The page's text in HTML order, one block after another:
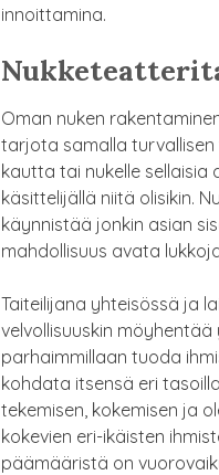
innoittamina.
Oman nuken
tarjota samalla turvallisen
kautta tai nukelle sellaisia
käsittelijällä niitä olisikin.
käynnistää jonkin asian
mahdollisuus avata
Taiteilijana yhteisössä ja
velvollisuuskin
parhaimmillaan tuoda
kohdata itsensä eri
tekemisen, kokemisen ja
kokevien eri-ikäisten
päämääristä on